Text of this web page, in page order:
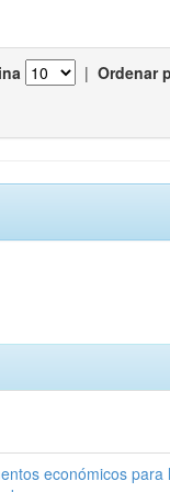
| Ordenar
económicos